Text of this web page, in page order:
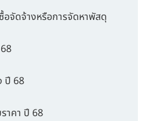
อจัดจ้างหรือการจัดหาพัสดุ
ปี 68
าคา ปี 68